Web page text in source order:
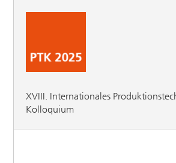
XVIII. Internationales
Kolloquium